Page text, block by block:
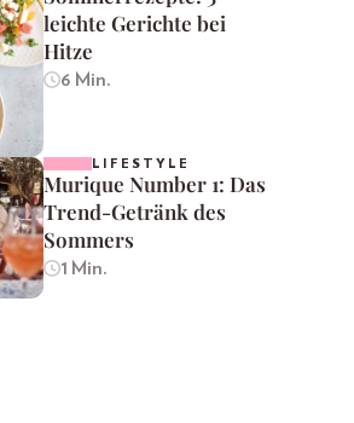
leichte Gerichte bei
Hitze
6 Min.
LIFESTYLE
Murique Number 1: Das
Trend-Getränk des
Sommers
1 Min.